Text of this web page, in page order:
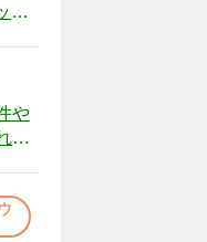
セ
や
な